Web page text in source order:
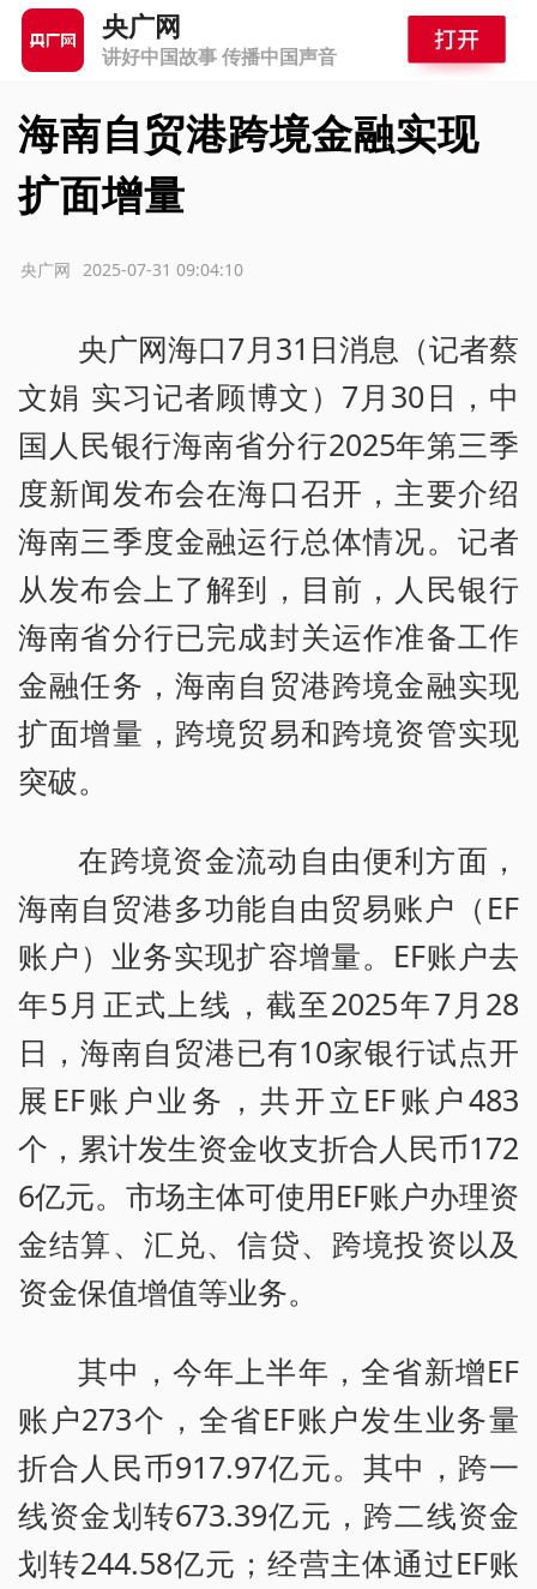
央广网
讲好中国故事 传播中国声音
海南自贸港跨境金融实现
扩面增量
2025-07-31 09:04:10
央广网
央广网海口7月31日消息（记者蔡
文娟 实习记者顾博文）7月30日，中
国人民银行海南省分行2025年第三季
度新闻发布会在海口召开，主要介绍
海南三季度金融运行总体情况。记者
从发布会上了解到，目前，人民银行
海南省分行已完成封关运作准备工作
金融任务，海南自贸港跨境金融实现
扩面增量，跨境贸易和跨境资管实现
突破。
在跨境资金流动自由便利方面，
海南自贸港多功能自由贸易账户（EF
账户）业务实现扩容增量。EF账户去
年5月正式上线，截至2025年7月28
日，海南自贸港已有10家银行试点开
展EF账户业务，共开立EF账户483
个，累计发生资金收支折合人民币172
6亿元。市场主体可使用EF账户办理资
金结算、汇兑、信贷、跨境投资以及
资金保值增值等业务。
其中，今年上半年，全省新增EF
账户273个，全省EF账户发生业务量
折合人民币917.97亿元。其中，跨一
线资金划转673.39亿元，跨二线资金
划转244.58亿元；经营主体通过EF账